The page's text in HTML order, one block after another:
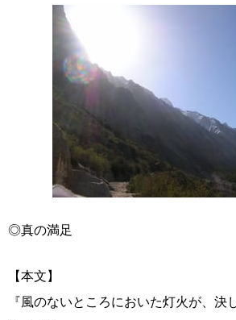
◎真の満足
【本文】
『風のないところにおいた灯火が、決